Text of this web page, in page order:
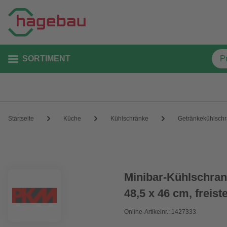
SORTIMENT
Startseite Küche Kühlschränke
Minibar-
48,5 x 46 cm,
Online-Artikelnr.: 1427333